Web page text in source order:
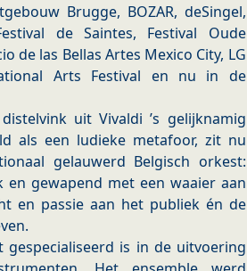
Brugge, BOZAR, deSingel,
de Saintes, Festival Oude
de las Bellas Artes Mexico City, LG
Arts Festival en nu in de
uit Vivaldi ’s gelijknamig
als een ludieke metafoor, zit nu
gelauwerd Belgisch orkest:
gewapend met een waaier aan
en passie aan het publiek én de
is in de uitvoering